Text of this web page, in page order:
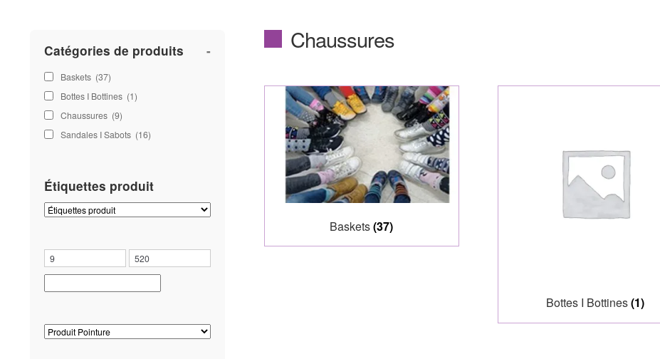
Chaussures
Baskets(37)
Bottes I Bottines(1)
Catégories de produits -
Baskets (37)
Bottes I Bottines (1)
Chaussures (9)
Sandales I Sabots (16)
Étiquettes produit